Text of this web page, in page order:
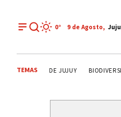
0° 9 de Agosto,
TEMAS
SAN SALVADOR DE JUJUY